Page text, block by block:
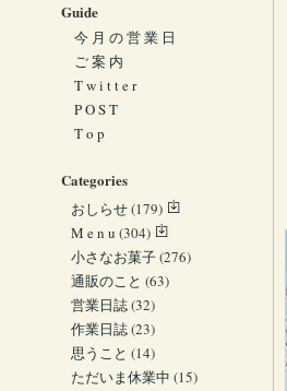
Guide
今 月 の 営 業 日
ご 案 内
T w i t t e r
P O S T
T o p
Categories
おしらせ(179)
M e n u (304)
小さなお菓子(276)
通販のこと (63)
営業日誌(32)
作業日誌(23)
思うこと (14)
ただいま休業中 (15)